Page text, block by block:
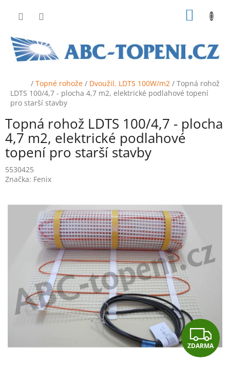
Domů
/ Topné rohože / Dvoužil. LDTS 100W/m2 / Topná rohož
LDTS 100/4,7 - plocha 4,7 m2, elektrické podlahové topení
pro starší stavby
Topná rohož LDTS 100/4,7 - plocha
4,7 m2, elektrické podlahové
topení pro starší stavby
5530425
Značka: Fenix
Z
D
ZDARMA